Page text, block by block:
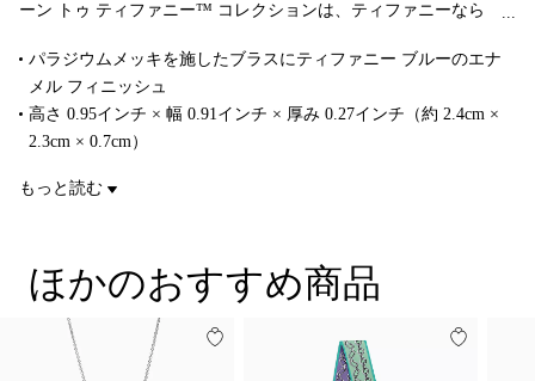
ーン トゥ ティファニー™ コレクションは、ティファニーなら
を施したブラスで作り上げられた遊び心あふれるこのハート ス
カーフ リングには、ティファニー ブルーのエナメル フィニッ
シュが施されています。お気に入りのティファニーのスカーフ
に、優美なアクセントを添えてみませんか。
パラジウムメッキを施したブラスにティファニー ブルーのエナ
メル フィニッシュ
高さ 0.95インチ × 幅 0.91インチ × 厚み 0.27インチ（約 2.4cm ×
2.3cm × 0.7cm）
もっと読む
ほかのおすすめ商品